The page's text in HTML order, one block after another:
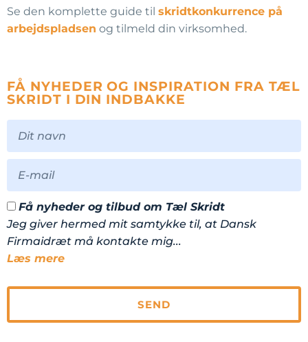
Se den komplette guide til skridtkonkurrence på
arbejdspladsen og tilmeld din virksomhed.
FÅ NYHEDER OG INSPIRATION FRA TÆL
SKRIDT I DIN INDBAKKE
Få nyheder og tilbud om Tæl Skridt
Jeg giver hermed mit samtykke til, at Dansk
Firmaidræt må kontakte mig...
Læs mere
SEND